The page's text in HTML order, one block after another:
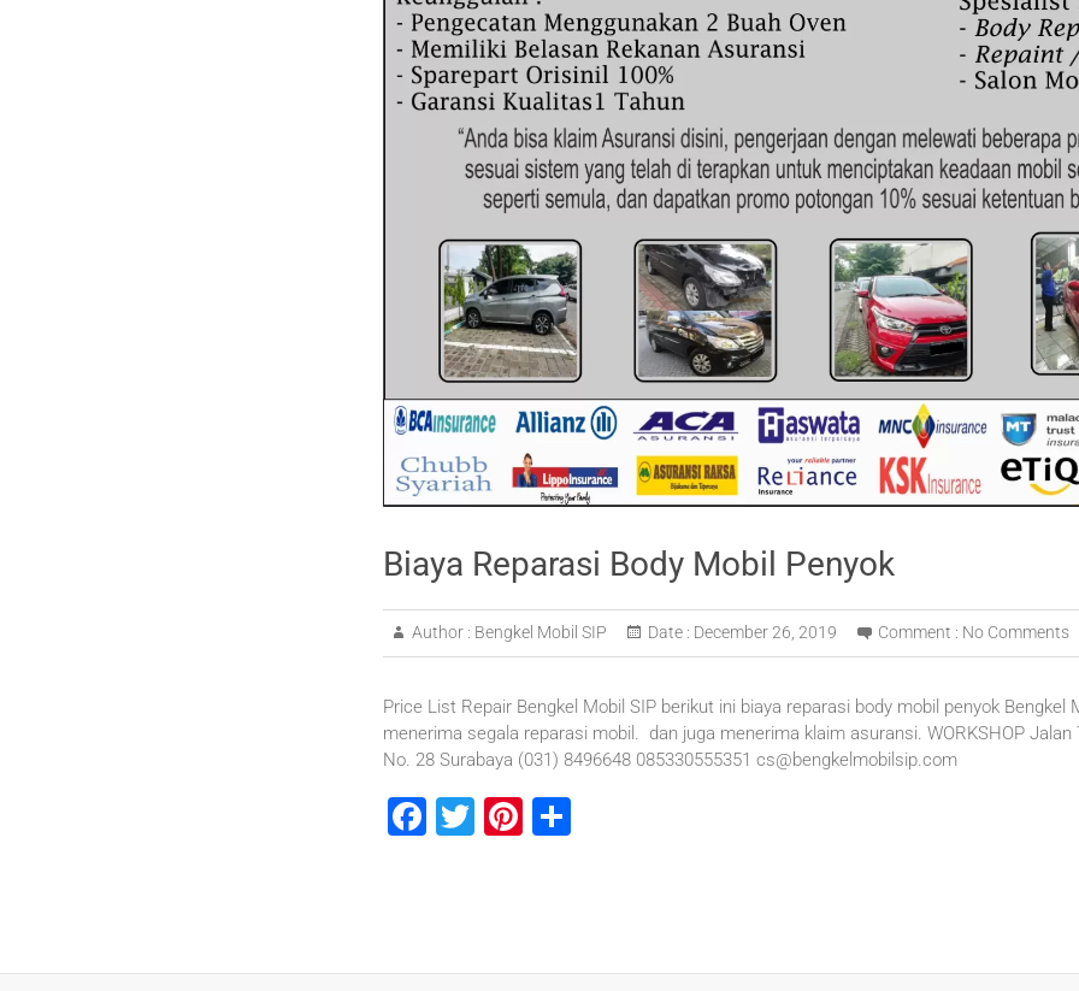
Biaya Reparasi Body Mobil Penyok
Author : Bengkel Mobil SIP Date : December 26, 2019 Comment : No Comments
Price List Repair Bengkel Mobil SIP berikut ini biaya reparasi body mobil penyok Bengkel
menerima segala reparasi mobil. dan juga menerima klaim asuransi. WORKSHOP Jalan
No. 28 Surabaya (031) 8496648 085330555351 cs@bengkelmobilsip.com
F
b
T
Pi
st